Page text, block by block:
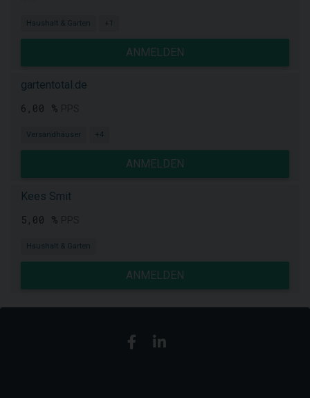
Haushalt & Garten +1
ANMELDEN
gartentotal.de
6,00 %
Versandhäuser +4
ANMELDEN
Kees Smit
5,00 %
Haushalt & Garten
ANMELDEN